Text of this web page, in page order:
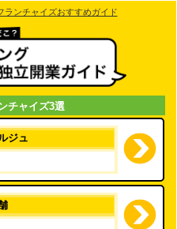
ランチャイズおすすめガイド
チャイズ3選
ジュ